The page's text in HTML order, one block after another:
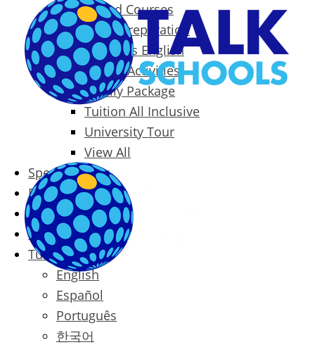
Specialized Courses
Exam Preparation
Business English
Packages & Activities
Family Package
Tuition All Inclusive
University Tour
View All
Special Offers
Prices
Blog
Contact
Türkçe
English
Español
Português
한국어